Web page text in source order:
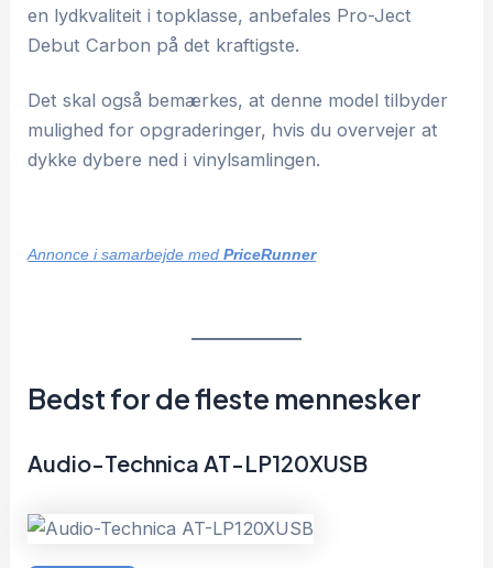
en lydkvaliteit i topklasse, anbefales Pro-Ject
Debut Carbon på det kraftigste.
Det skal også bemærkes, at denne model tilbyder
mulighed for opgraderinger, hvis du overvejer at
dykke dybere ned i vinylsamlingen.
Annonce i samarbejde medPriceRunner
Bedst for de fleste mennesker
Audio-Technica AT-LP120XUSB